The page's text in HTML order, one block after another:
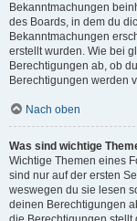
Bekanntmachungen
des Boards, in dem du
Bekanntmachungen
erstellt wurden. Wie bei
Berechtigungen ab, ob
Berechtigungen werden
Nach oben
Was sind wichtige
Wichtige Themen eines
sind nur auf der ersten
weswegen du sie lesen
deinen Berechtigungen